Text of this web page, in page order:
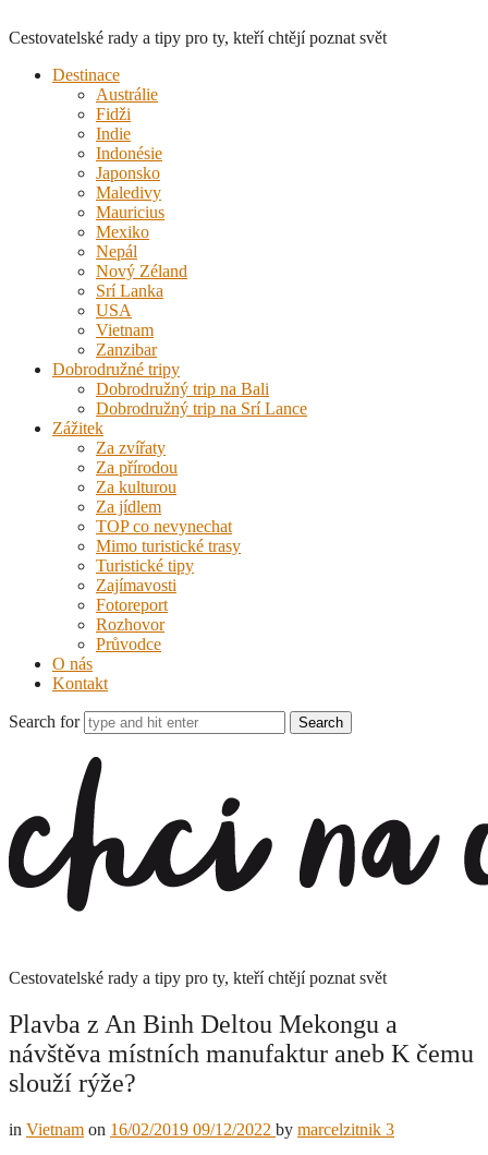
Cestovatelské rady a tipy pro ty, kteří chtějí poznat svět
Destinace
Austrálie
Fidži
Indie
Indonésie
Japonsko
Maledivy
Mauricius
Mexiko
Nepál
Nový Zéland
Srí Lanka
USA
Vietnam
Zanzibar
Dobrodružné tripy
Dobrodružný trip na Bali
Dobrodružný trip na Srí Lance
Zážitek
Za zvířaty
Za přírodou
Za kulturou
Za jídlem
TOP co nevynechat
Mimo turistické trasy
Turistické tipy
Zajímavosti
Fotoreport
Rozhovor
Průvodce
O nás
Kontakt
Search for
na
cesty
Cestovatelské rady a tipy pro ty, kteří chtějí poznat svět
Plavba z An Binh Deltou Mekongu a
návštěva místních manufaktur aneb K čemu
slouží rýže?
in Vietnam on 16/02/2019 09/12/2022 by marcelzitnik 3